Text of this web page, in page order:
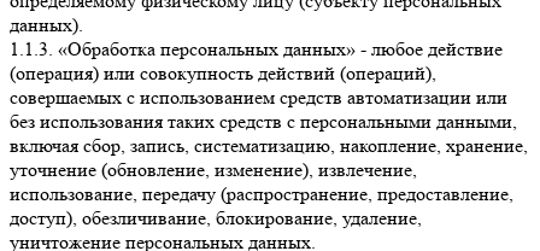
данных).
1.1.3. «Обработка персональных данных» - любое действие
(операция) или совокупность действий (операций),
совершаемых с использованием средств автоматизации или
без использования таких средств с персональными данными,
включая сбор, запись, систематизацию, накопление, хранение,
уточнение (обновление, изменение), извлечение,
использование, передачу (распространение, предоставление,
доступ), обезличивание, блокирование, удаление,
уничтожение персональных данных.